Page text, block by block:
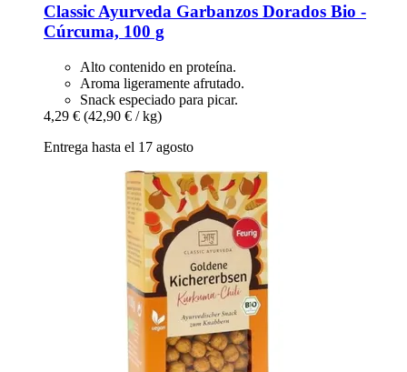
Classic Ayurveda Garbanzos Dorados Bio -​
Cúrcuma, 100 g
Alto contenido en proteína.
Aroma ligeramente afrutado.
Snack especiado para picar.
4,29 € (42,90 € / kg)
Entrega hasta el 17 agosto